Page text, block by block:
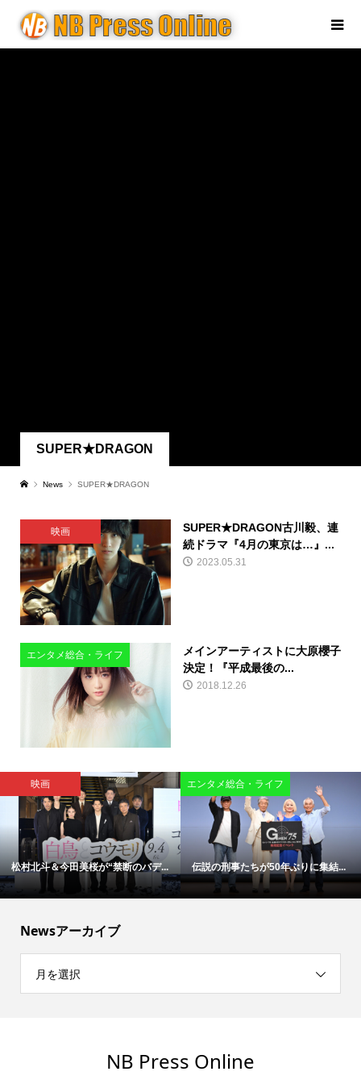
SUPER★DRAGON
News SUPER★DRAGON
映画
SUPER★DRAGON古川毅、連
続ドラマ『4月の東京は…』...
2023.05.31
エンタメ総合・ライフ
メインアーティストに大原櫻子
決定！『平成最後の...
2018.12.26
映画
松村北斗＆今田美桜が“禁断のバデ...
エンタメ総合・ライフ
伝説の刑事たちが50年ぶりに集結...
Newsアーカイブ
月を選択
NB Press Online